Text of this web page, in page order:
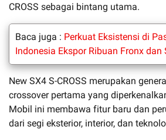
CROSS sebagai bintang utama.
Baca juga : Perkuat Eksistensi di
Indonesia Ekspor Ribuan Fronx dan
New SX4 S-CROSS merupakan
crossover pertama yang
Mobil ini membawa fitur baru dan
dari segi eksterior, interior, dan